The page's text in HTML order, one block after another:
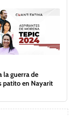
la guerra de
patito en Nayarit